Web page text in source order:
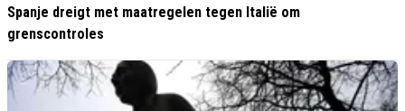
Spanje dreigt met maatregelen tegen Italië om
grenscontroles